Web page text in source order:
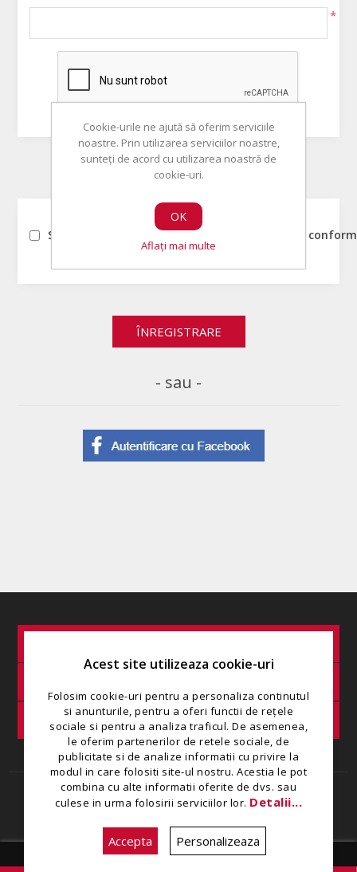
*
ACORDUL UTILIZATORULUI
Sunt de acord ca datele mele sa fie prelucrate
- sau -
Zilnic intre 08:00 - 22:30
COMANDA MINIMA
Copyright © 2026 Restaurant Zamca. Toate drepturile rezervate.
Creat deEcom Digital
Cookie-urile ne ajută să oferim serviciile
noastre. Prin utilizarea serviciilor noastre,
sunteți de acord cu utilizarea noastră de
cookie-uri.
OK
Aflați mai multe
Acest site utilizeaza cookie-uri
Folosim cookie-uri pentru a personaliza continutul
si anunturile, pentru a oferi functii de rețele
sociale si pentru a analiza traficul. De asemenea,
le oferim partenerilor de retele sociale, de
publicitate si de analize informatii cu privire la
modul in care folositi site-ul nostru. Acestia le pot
combina cu alte informatii oferite de dvs. sau
culese in urma folosirii serviciilor lor. Detalii...
Accepta Personalizeaza